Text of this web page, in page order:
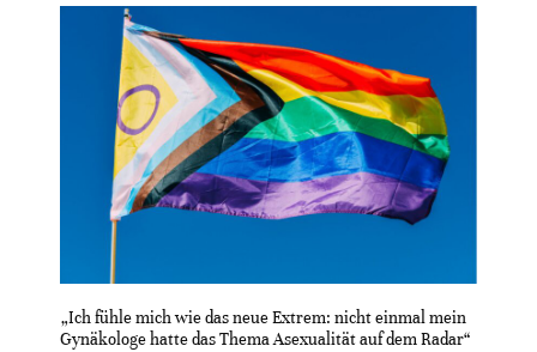
„Ich fühle mich wie das neue Extrem: nicht einmal mein
Gynäkologe hatte das Thema Asexualität auf dem Radar“